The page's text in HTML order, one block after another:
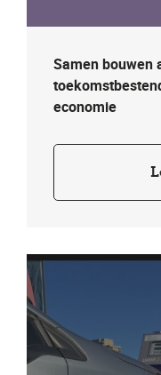
Samen bouwen
economie